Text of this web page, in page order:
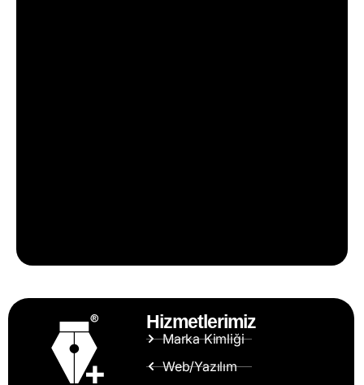
Hizmetlerimiz
Marka Kimliği
Web/Yazılım